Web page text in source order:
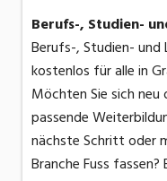
Berufs-, Studien-
Berufs-, Studien- und
kostenlos für alle in
Möchten Sie sich neu
passende
nächste Schritt oder
Branche Fuss fassen?